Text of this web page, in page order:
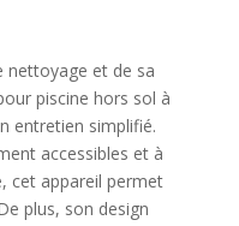
nettoyage et de sa
piscine hors sol à
entretien simplifié.
accessibles et à
cet appareil permet
plus, son design